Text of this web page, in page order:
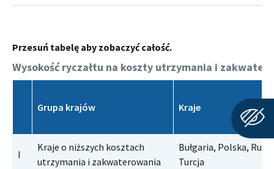
Wysokość ryczałtu na koszty utrzymania i
Grupa krajów Kraje
I
Kraje o niższych kosztach
utrzymania i zakwaterowania
Bułgaria, Polska,
Turcja